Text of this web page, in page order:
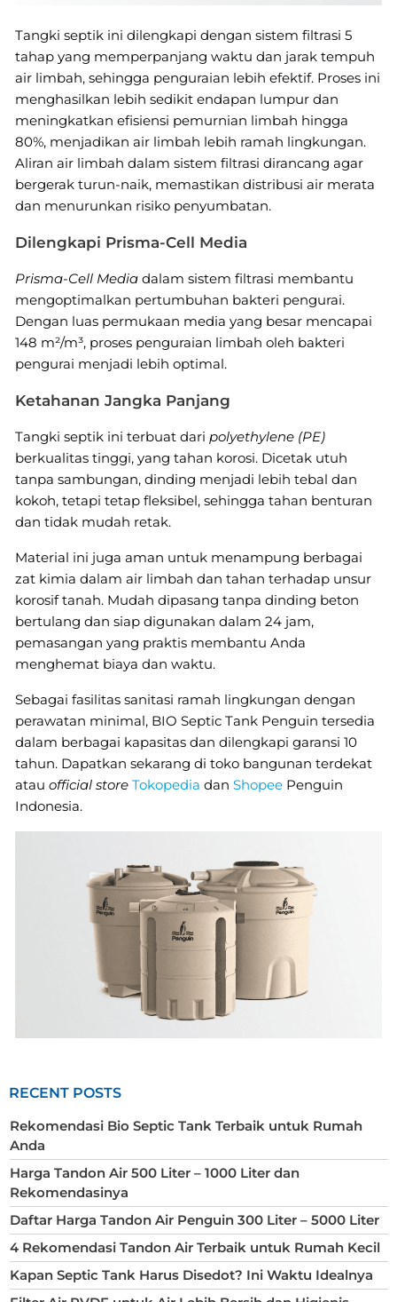
Tangki septik ini dilengkapi dengan sistem filtrasi 5
tahap yang memperpanjang waktu dan jarak tempuh
air limbah, sehingga penguraian lebih efektif. Proses ini
menghasilkan lebih sedikit endapan lumpur dan
meningkatkan efisiensi pemurnian limbah hingga
80%, menjadikan air limbah lebih ramah lingkungan.
Aliran air limbah dalam sistem filtrasi dirancang agar
bergerak turun-naik, memastikan distribusi air merata
dan menurunkan risiko penyumbatan.
Dilengkapi Prisma-Cell Media
Prisma-Cell Media dalam sistem filtrasi membantu
mengoptimalkan pertumbuhan bakteri pengurai.
Dengan luas permukaan media yang besar mencapai
148 m²/m³, proses penguraian limbah oleh bakteri
pengurai menjadi lebih optimal.
Ketahanan Jangka Panjang
Tangki septik ini terbuat dari polyethylene (PE)
berkualitas tinggi, yang tahan korosi. Dicetak utuh
tanpa sambungan, dinding menjadi lebih tebal dan
kokoh, tetapi tetap fleksibel, sehingga tahan benturan
dan tidak mudah retak.
Material ini juga aman untuk menampung berbagai
zat kimia dalam air limbah dan tahan terhadap unsur
korosif tanah. Mudah dipasang tanpa dinding beton
bertulang dan siap digunakan dalam 24 jam,
pemasangan yang praktis membantu Anda
menghemat biaya dan waktu.
Sebagai fasilitas sanitasi ramah lingkungan dengan
perawatan minimal, BIO Septic Tank Penguin tersedia
dalam berbagai kapasitas dan dilengkapi garansi 10
tahun. Dapatkan sekarang di toko bangunan terdekat
atau official store Tokopedia dan Shopee Penguin
Indonesia.
RECENT POSTS
Rekomendasi Bio Septic Tank Terbaik untuk Rumah
Anda
Harga Tandon Air 500 Liter – 1000 Liter dan
Rekomendasinya
Daftar Harga Tandon Air Penguin 300 Liter – 5000 Liter
4 Rekomendasi Tandon Air Terbaik untuk Rumah Kecil
Kapan Septic Tank Harus Disedot? Ini Waktu Idealnya